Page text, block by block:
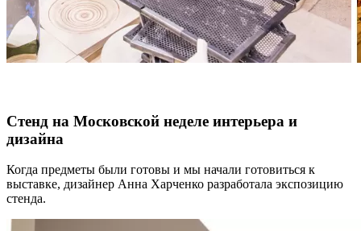
Стенд на Московской неделе интерьера и
дизайна
Когда предметы были готовы и мы начали готовиться к
выставке, дизайнер Анна Харченко разработала экспозицию
стенда.